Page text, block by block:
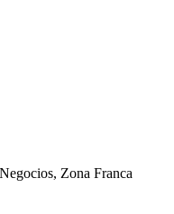
Zona Franca